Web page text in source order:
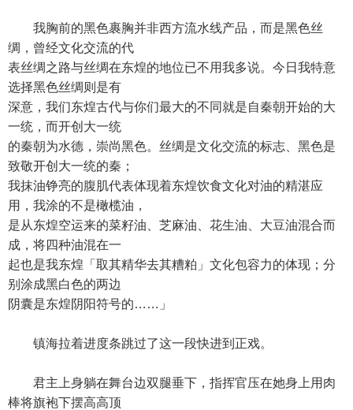
我胸前的黑色裹胸并非西方流水线产品，而是黑色丝
绸，曾经文化交流的代
表丝绸之路与丝绸在东煌的地位已不用我多说。今日我特意
选择黑色丝绸则是有
深意，我们东煌古代与你们最大的不同就是自秦朝开始的大
一统，而开创大一统
的秦朝为水德，崇尚黑色。丝绸是文化交流的标志、黑色是
致敬开创大一统的秦；
我抹油铮亮的腹肌代表体现着东煌饮食文化对油的精湛应
用，我涂的不是橄榄油，
是从东煌空运来的菜籽油、芝麻油、花生油、大豆油混合而
成，将四种油混在一
起也是我东煌「取其精华去其糟粕」文化包容力的体现；分
别涂成黑白色的两边
阴囊是东煌阴阳符号的……」
镇海拉着进度条跳过了这一段快进到正戏。
君主上身躺在舞台边双腿垂下，指挥官压在她身上用肉
棒将旗袍下摆高高顶